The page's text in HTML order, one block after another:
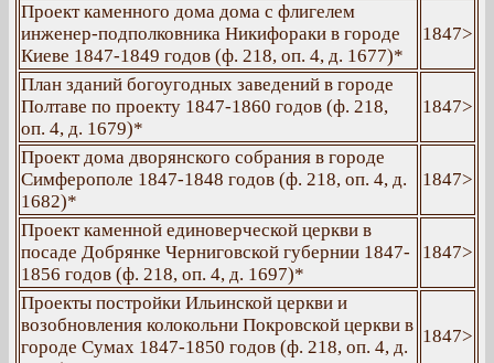
Проект каменного дома дома с флигелем
инженер-подполковника Никифораки в городе
Киеве 1847-1849 годов (ф. 218, оп. 4, д. 1677)*
1847>
План зданий богоугодных заведений в городе
Полтаве по проекту 1847-1860 годов (ф. 218,
оп. 4, д. 1679)*
1847>
Проект дома дворянского собрания в городе
Симферополе 1847-1848 годов (ф. 218, оп. 4, д.
1682)*
1847>
Проект каменной единоверческой церкви в
посаде Добрянке Черниговской губернии 1847-
1856 годов (ф. 218, оп. 4, д. 1697)*
1847>
Проекты постройки Ильинской церкви и
возобновления колокольни Покровской церкви в
городе Сумах 1847-1850 годов (ф. 218, оп. 4, д.
1847>